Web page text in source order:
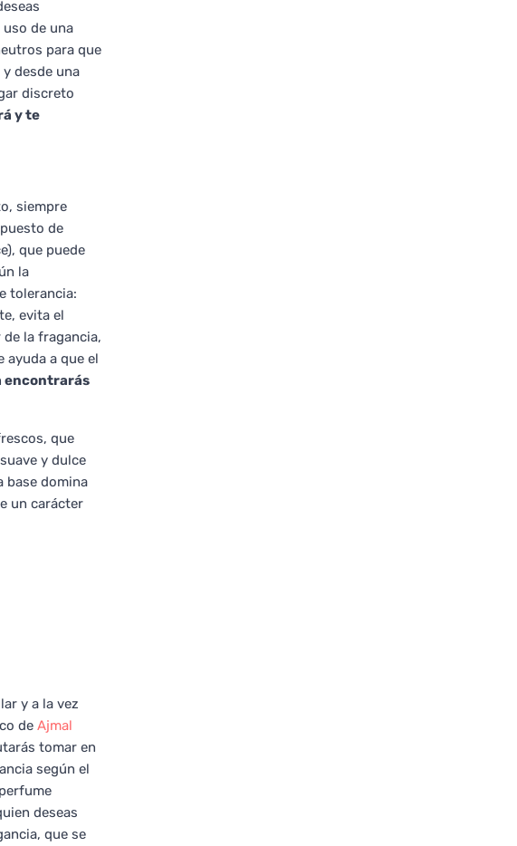
de una
para que
desde una
discreto
y te
siempre
de
que puede
la
tolerancia:
evita el
la fragancia,
a que el
encontrarás
que
y dulce
base domina
un carácter
y a la vez
de Ajmal
tomar en
según el
deseas
que se